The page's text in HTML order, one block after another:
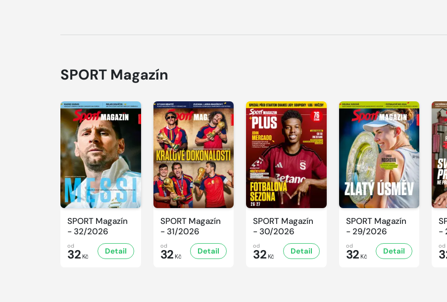
SPORT Magazín
SPORT Magazín
- 32/2026
od
32 Kč
Detail
SPORT Magazín
- 31/2026
od
32 Kč
Detail
SPORT Magazín
- 30/2026
od
32 Kč
Detail
SPORT Magazín
- 29/2026
od
32 Kč
Detail
-
od